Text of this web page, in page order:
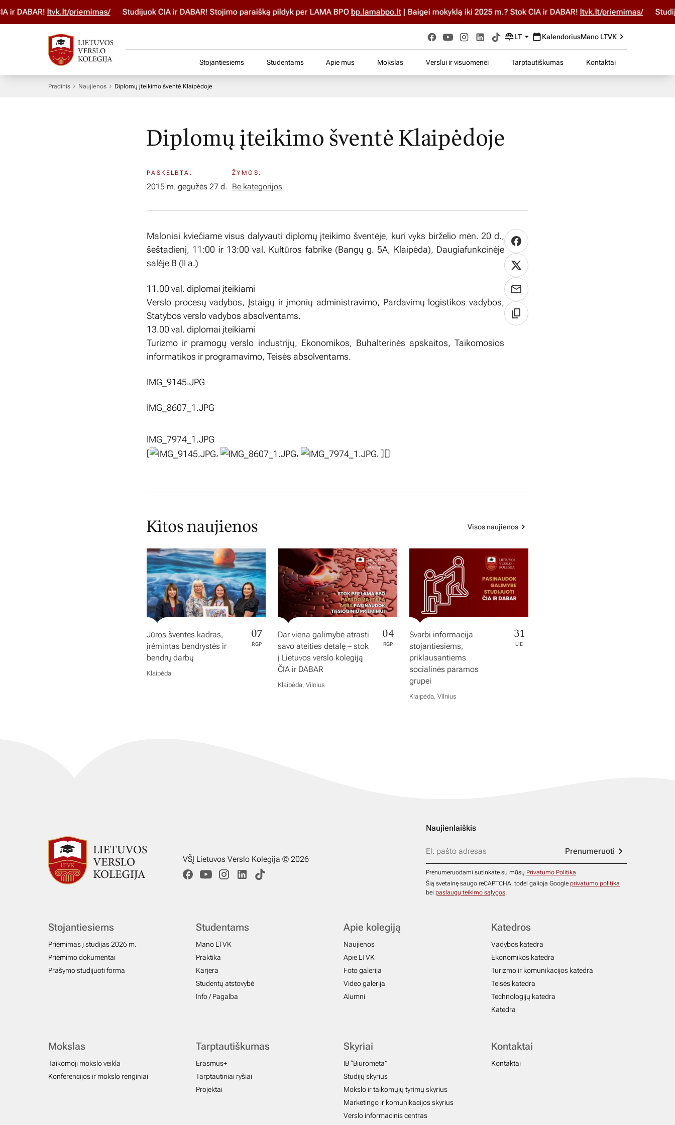
ltvk.lt/priemimas/ Studijuok ČIA ir DABAR! Stojimo paraišką pildyk per LAMA BPObp.lamabpo.lt| Baigei mokyklą iki 2025 m.? Stok ČIA ir DABAR!ltvk.lt/priemimas/
LT KalendoriusMano LTVK
Stojantiesiems Studentams Apie mus Mokslas Verslui ir visuomenei Tarptautiškumas Kontaktai
Pradinis Naujienos Diplomų įteikimo šventė Klaipėdoje
Diplomų įteikimo šventė Klaipėdoje
PASKELBTA:
2015 m. gegužės 27 d.
ŽYMOS:
Be kategorijos
Maloniai kviečiame visus dalyvauti diplomų įteikimo šventėje, kuri vyks birželio mėn. 20 d.,
šeštadienį, 11:00 ir 13:00 val. Kultūros fabrike (Bangų g. 5A, Klaipėda), Daugiafunkcinėje
salėje B (II a.)
11.00 val. diplomai įteikiami
Verslo procesų vadybos, Įstaigų ir įmonių administravimo, Pardavimų logistikos vadybos,
Statybos verslo vadybos absolventams.
13.00 val. diplomai įteikiami
Turizmo ir pramogų verslo industrijų, Ekonomikos, Buhalterinės apskaitos, Taikomosios
informatikos ir programavimo, Teisės absolventams.
IMG_9145.JPG
IMG_8607_1.JPG
IMG_7974_1.JPG
[
, , , ][]
Kitos naujienos Visos naujienos
Jūros šventės kadras,
įrėmintas bendrystės ir
bendrų darbų
07
RGP
Klaipėda
Dar viena galimybė atrasti
savo ateities detalę – stok
į Lietuvos verslo kolegiją
ČIA ir DABAR
04
RGP
Klaipėda, Vilnius
Svarbi informacija
stojantiesiems,
priklausantiems
socialinės paramos
grupei
31
LIE
Klaipėda, Vilnius
VŠĮ Lietuvos Verslo Kolegija © 2026
Naujienlaiškis
Prenumeruoti
Prenumeruodami sutinkate su mūsų Privatumo Politika
Šią svetainę saugo reCAPTCHA, todėl galioja Google privatumo politika
bei paslaugų teikimo sąlygos.
Stojantiesiems
Priėmimas į studijas 2026 m.
Priėmimo dokumentai
Prašymo studijuoti forma
Studentams
Mano LTVK
Praktika
Karjera
Studentų atstovybė
Info / Pagalba
Apie kolegiją
Naujienos
Apie LTVK
Foto galerija
Video galerija
Alumni
Katedros
Vadybos katedra
Ekonomikos katedra
Turizmo ir komunikacijos katedra
Teisės katedra
Technologijų katedra
Katedra
Mokslas
Taikomoji mokslo veikla
Konferencijos ir mokslo renginiai
Tarptautiškumas
Erasmus+
Tarptautiniai ryšiai
Projektai
Skyriai
IB “Biurometa”
Studijų skyrius
Mokslo ir taikomųjų tyrimų skyrius
Marketingo ir komunikacijos skyrius
Verslo informacinis centras
Kontaktai
Kontaktai